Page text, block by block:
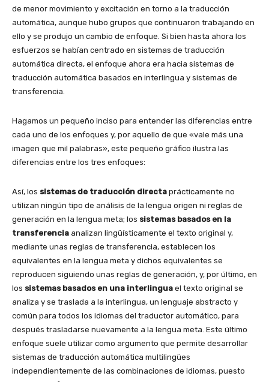
de menor movimiento y excitación en torno a la traducción
automática, aunque hubo grupos que continuaron trabajando en
ello y se produjo un cambio de enfoque. Si bien hasta ahora los
esfuerzos se habían centrado en sistemas de traducción
automática directa, el enfoque ahora era hacia sistemas de
traducción automática basados en interlingua y sistemas de
transferencia.
Hagamos un pequeño inciso para entender las diferencias entre
cada uno de los enfoques y, por aquello de que «vale más una
imagen que mil palabras», este pequeño gráfico ilustra las
diferencias entre los tres enfoques:
Así, los sistemas de traducción directa prácticamente no
utilizan ningún tipo de análisis de la lengua origen ni reglas de
generación en la lengua meta; los sistemas basados en la
transferencia analizan lingüísticamente el texto original y,
mediante unas reglas de transferencia, establecen los
equivalentes en la lengua meta y dichos equivalentes se
reproducen siguiendo unas reglas de generación, y, por último, en
los sistemas basados en una interlingua el texto original se
analiza y se traslada a la interlingua, un lenguaje abstracto y
común para todos los idiomas del traductor automático, para
después trasladarse nuevamente a la lengua meta. Este último
enfoque suele utilizar como argumento que permite desarrollar
sistemas de traducción automática multilingües
independientemente de las combinaciones de idiomas, puesto